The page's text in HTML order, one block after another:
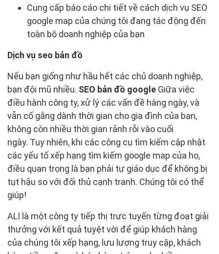
Cung cấp báo cáo chi tiết về cách dịch vụ SEO
google map của chúng tôi đang tác động đến
toàn bộ doanh nghiệp của bạn
Dịch vụ seo bản đồ
Nếu bạn giống như hầu hết các chủ doanh nghiệp,
bạn đội mũ nhiều. SEO bản đồ google Giữa việc
điều hành công ty, xử lý các vấn đề hàng ngày, và
vẫn cố gắng dành thời gian cho gia đình của bạn,
không còn nhiều thời gian rảnh rỗi vào cuối
ngày. Tuy nhiên, khi các công cụ tìm kiếm cập nhật
các yếu tố xếp hạng tìm kiếm google map của họ,
điều quan trọng là bạn phải tự giáo dục để không bị
tụt hậu so với đối thủ cạnh tranh. Chúng tôi có thể
giúp!
ALI là một công ty tiếp thị trực tuyến từng đoạt giải
thưởng với kết quả tuyệt vời để giúp khách hàng
của chúng tôi xếp hạng, lưu lượng truy cập, khách